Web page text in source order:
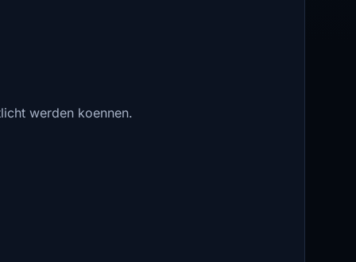
werden koennen.